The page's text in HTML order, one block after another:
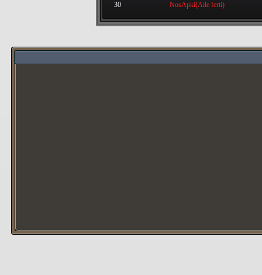
30 NosApki(Aile ferti)